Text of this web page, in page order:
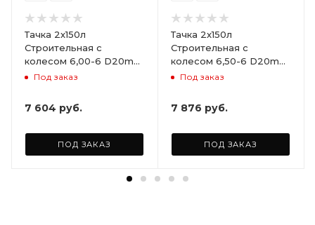
Тачка 2х150л
Строительная с
колесом 6,00-6 D20mm
не сим.ступица (Red
Под заказ
7 604 руб.
ПОД ЗАКАЗ
Тачка 2х150л
Строительная с
колесом 6,50-6 D20mm
не сим.ступица (Red
Под заказ
7 876 руб.
ПОД ЗАКАЗ